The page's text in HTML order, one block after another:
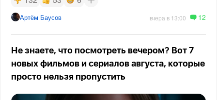
Артём Баусов вчера в 13:00 12
Не знаете, что посмотреть вечером? Вот 7
новых фильмов и сериалов августа, которые
просто нельзя пропустить